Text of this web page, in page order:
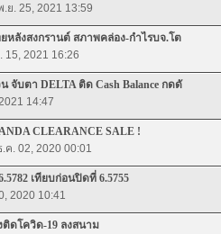
ย. 25, 2021 13:59
ลังสงกรานต์ สภาพคล่อง-กำไรบจ.โต
15, 2021 16:26
จับตา DELTA ติด Cash Balance กดดั
14:47
CLEARANCE SALE !
ค. 02, 2020 00:01
เทียบก่อนปิดที่ 6.5755
2020 10:41
ติดโควิด-19 ลงสนาม